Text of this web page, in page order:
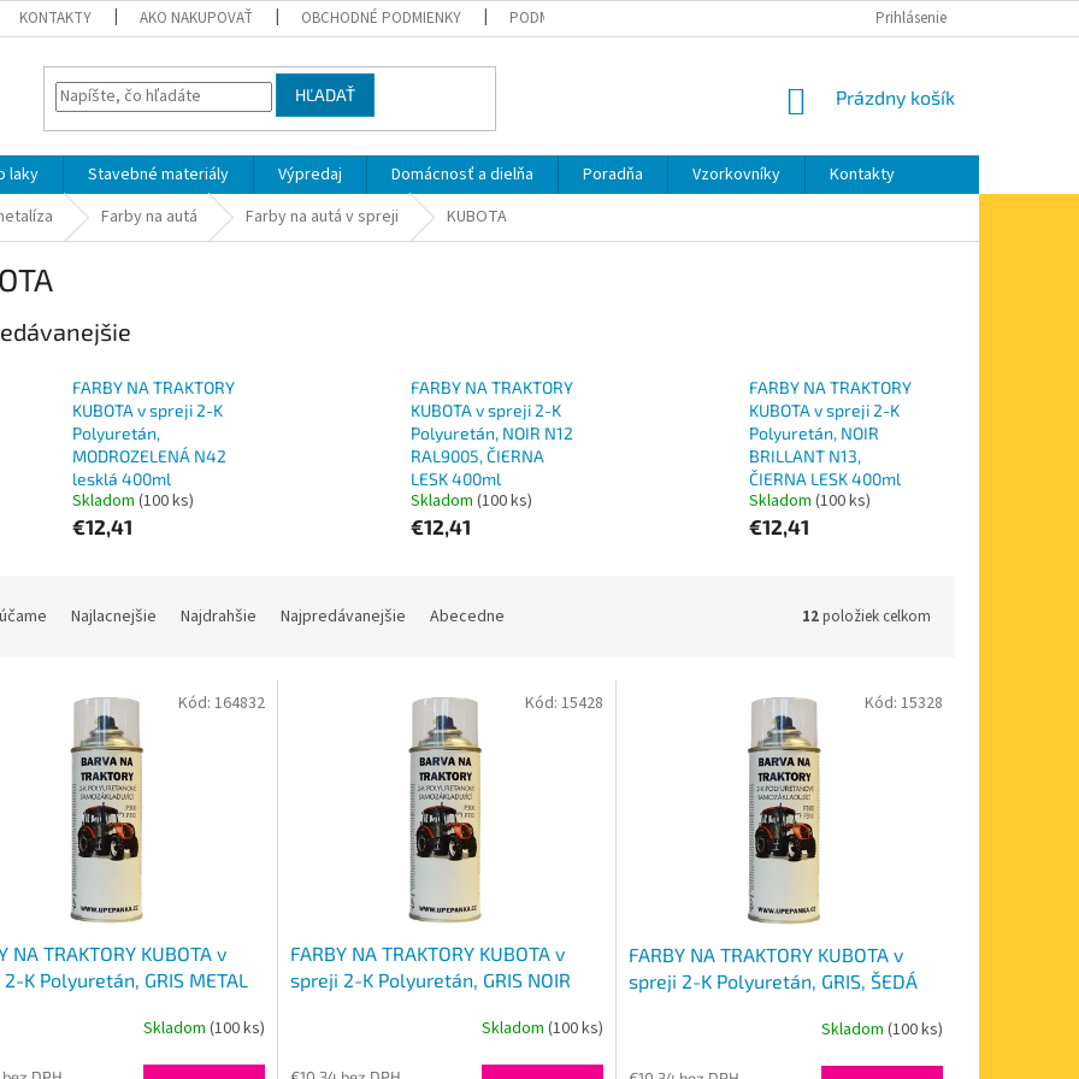
KONTAKTY AKO NAKUPOVAŤ OBCHODNÉ PODMIENKY PODMIENKY OCHRANY OSOBNÝCH ÚDAJOV MOJA OBJEDNÁVKA
Prihlásenie
HĽADAŤ
NÁKUPNÝ
Prázdny košík
laky Stavebné materiály Výpredaj Domácnosť a dielňa Poradňa Vzorkovníky
Kontakty
Farby na autá Farby na autá v spreji KUBOTA
FARBY NA TRAKTORY
KUBOTA v spreji 2-K
Polyuretán,
MODROZELENÁ N42
lesklá 400ml
Skladom (100 ks)
€12,41
FARBY NA TRAKTORY
KUBOTA v spreji 2-K
Polyuretán, NOIR N12
RAL9005, ČIERNA
LESK 400ml
Skladom (100 ks)
€12,41
FARBY NA TRAKTORY
KUBOTA v spreji 2-K
Polyuretán, NOIR
BRILLANT N13,
ČIERNA LESK 400ml
Skladom (100 ks)
€12,41
Najlacnejšie Najdrahšie Najpredávanejšie Abecedne 12položiek celkom
NA TRAKTORY KUBOTA v
K Polyuretán, GRIS METAL
Skladom (100 ks)
Kód: 164832
FARBY NA TRAKTORY KUBOTA v
spreji 2-K Polyuretán, GRIS NOIR
Skladom (100 ks)
Kód: 15428
FARBY NA TRAKTORY KUBOTA v
spreji 2-K Polyuretán, GRIS, ŠEDÁ
Skladom (100 ks)
Kód: 15328